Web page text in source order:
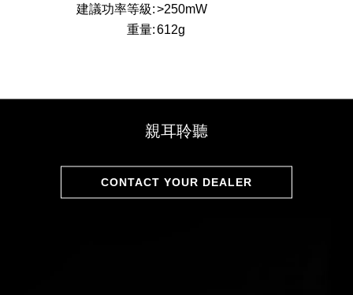
建議功率等級:>250mW
重量:612g
親耳聆聽
CONTACT YOUR DEALER